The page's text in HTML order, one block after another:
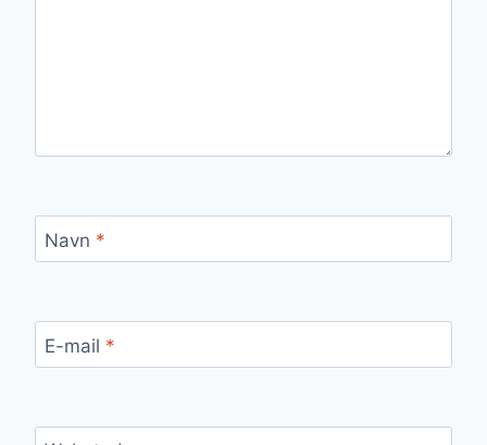
Navn *
E-mail *